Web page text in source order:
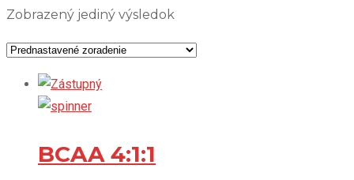
Zobrazený jediný výsledok
BCAA 4:1:1